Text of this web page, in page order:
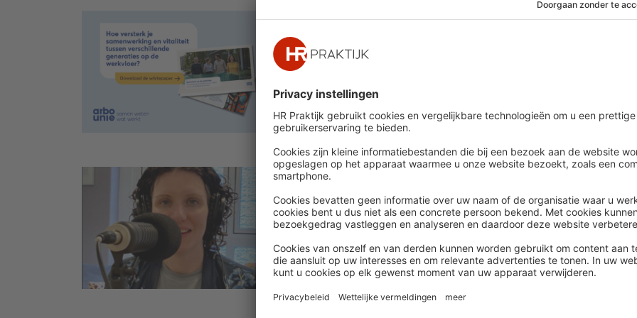
Generaties verbinden begint met
vitaliteit
Download de whitepaper 'Generaties op de werkvloer' en
versterkt.
Diversiteit
Neurodiversiteit op de werkvloer: ‘Kijk
voorbij labels en ga naar de behoefte’
Wat hebben introversie, hoogbegaafdheid en ADHD met
elkaar gemeen? En belangrijker: wat betekent dat voor hoe
we werk organiseren? In de podcast Werkdrukdrukdruk
spreekt stress- en burn-outcoach Melissa Schouman met